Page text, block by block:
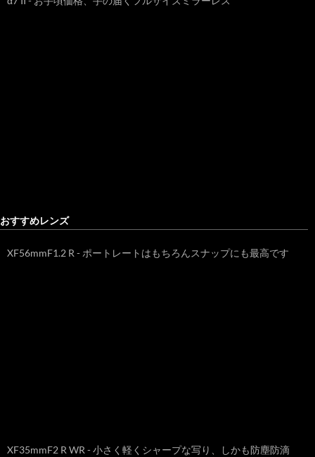
おすすめレンズ
XF56mmF1.2 R - ポートレートはもちろんスナップにも最高です
XF35mmF2 R WR - 小さく軽くシャープな写り、しかも防塵防滴